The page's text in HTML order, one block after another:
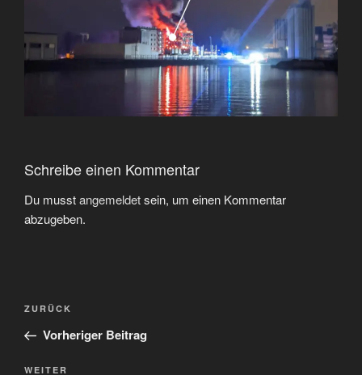
Schreibe einen Kommentar
Du musstangemeldetsein, um einen Kommentar
abzugeben.
Beitragsnavigation
Vorheriger
Beitrag
ZURÜCK
Vorheriger Beitrag
WEITER